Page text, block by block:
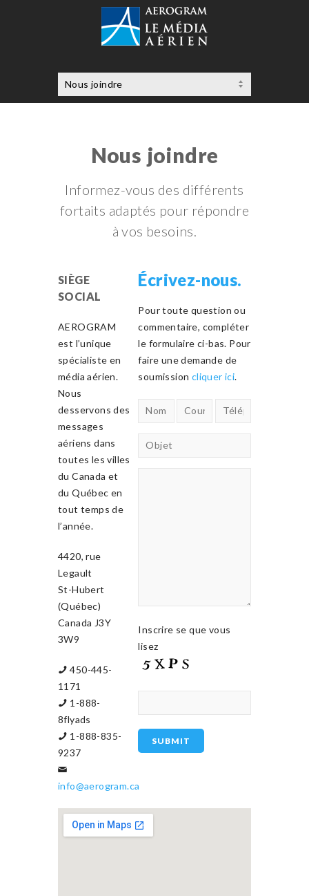
Nous joindre
Informez-vous des différents
fortaits adaptés pour répondre
à vos besoins.
SIÈGE
SOCIAL
AEROGRAM
est l’unique
spécialiste en
média aérien.
Nous
desservons des
messages
aériens dans
toutes les villes
du Canada et
du Québec en
tout temps de
l’année.
4420, rue
Legault
St-Hubert
(Québec)
Canada J3Y
3W9
450-445-
1171
1-888-
8flyads
1-888-835-
9237
info@aerogram.ca
Écrivez-nous.
Pour toute question ou
commentaire, compléter
le formulaire ci-bas. Pour
faire une demande de
soumission cliquer ici.
Inscrire se que vous
lisez